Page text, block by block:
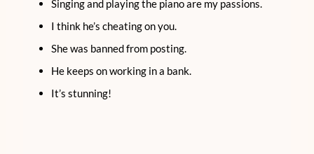
Singing and playing the piano are my passions.
I think he’s cheating on you.
She was banned from posting.
He keeps on working in a bank.
It’s stunning!